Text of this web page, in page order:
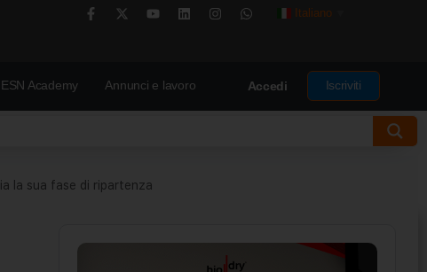
Italiano
ESN Academy Annunci e lavoro Accedi Iscriviti
la sua fase di ripartenza